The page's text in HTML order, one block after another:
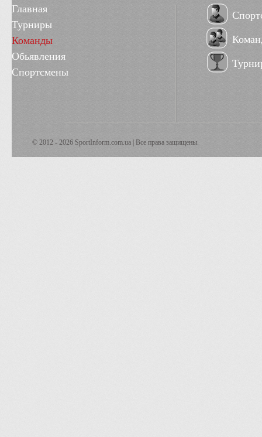
Главная
Турниры
Команды
Обьявления
Спортсмены
© 2012 - 2026 SportInform.com.ua | Все права защищены.